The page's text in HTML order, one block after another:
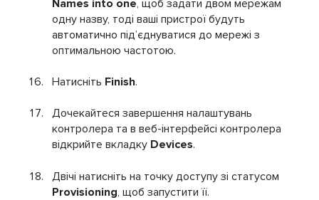
Names into one, щоб задати двом мережам
одну назву, тоді ваші пристрої будуть
автоматично під’єднуватися до мережі з
оптимальною частотою.
Натисніть Finish.
Дочекайтеся завершення налаштувань
контролера та в веб-інтерфейсі контролера
відкрийте вкладку Devices.
Двічі натисніть на точку доступу зі статусом
Provisioning, щоб запустити її.